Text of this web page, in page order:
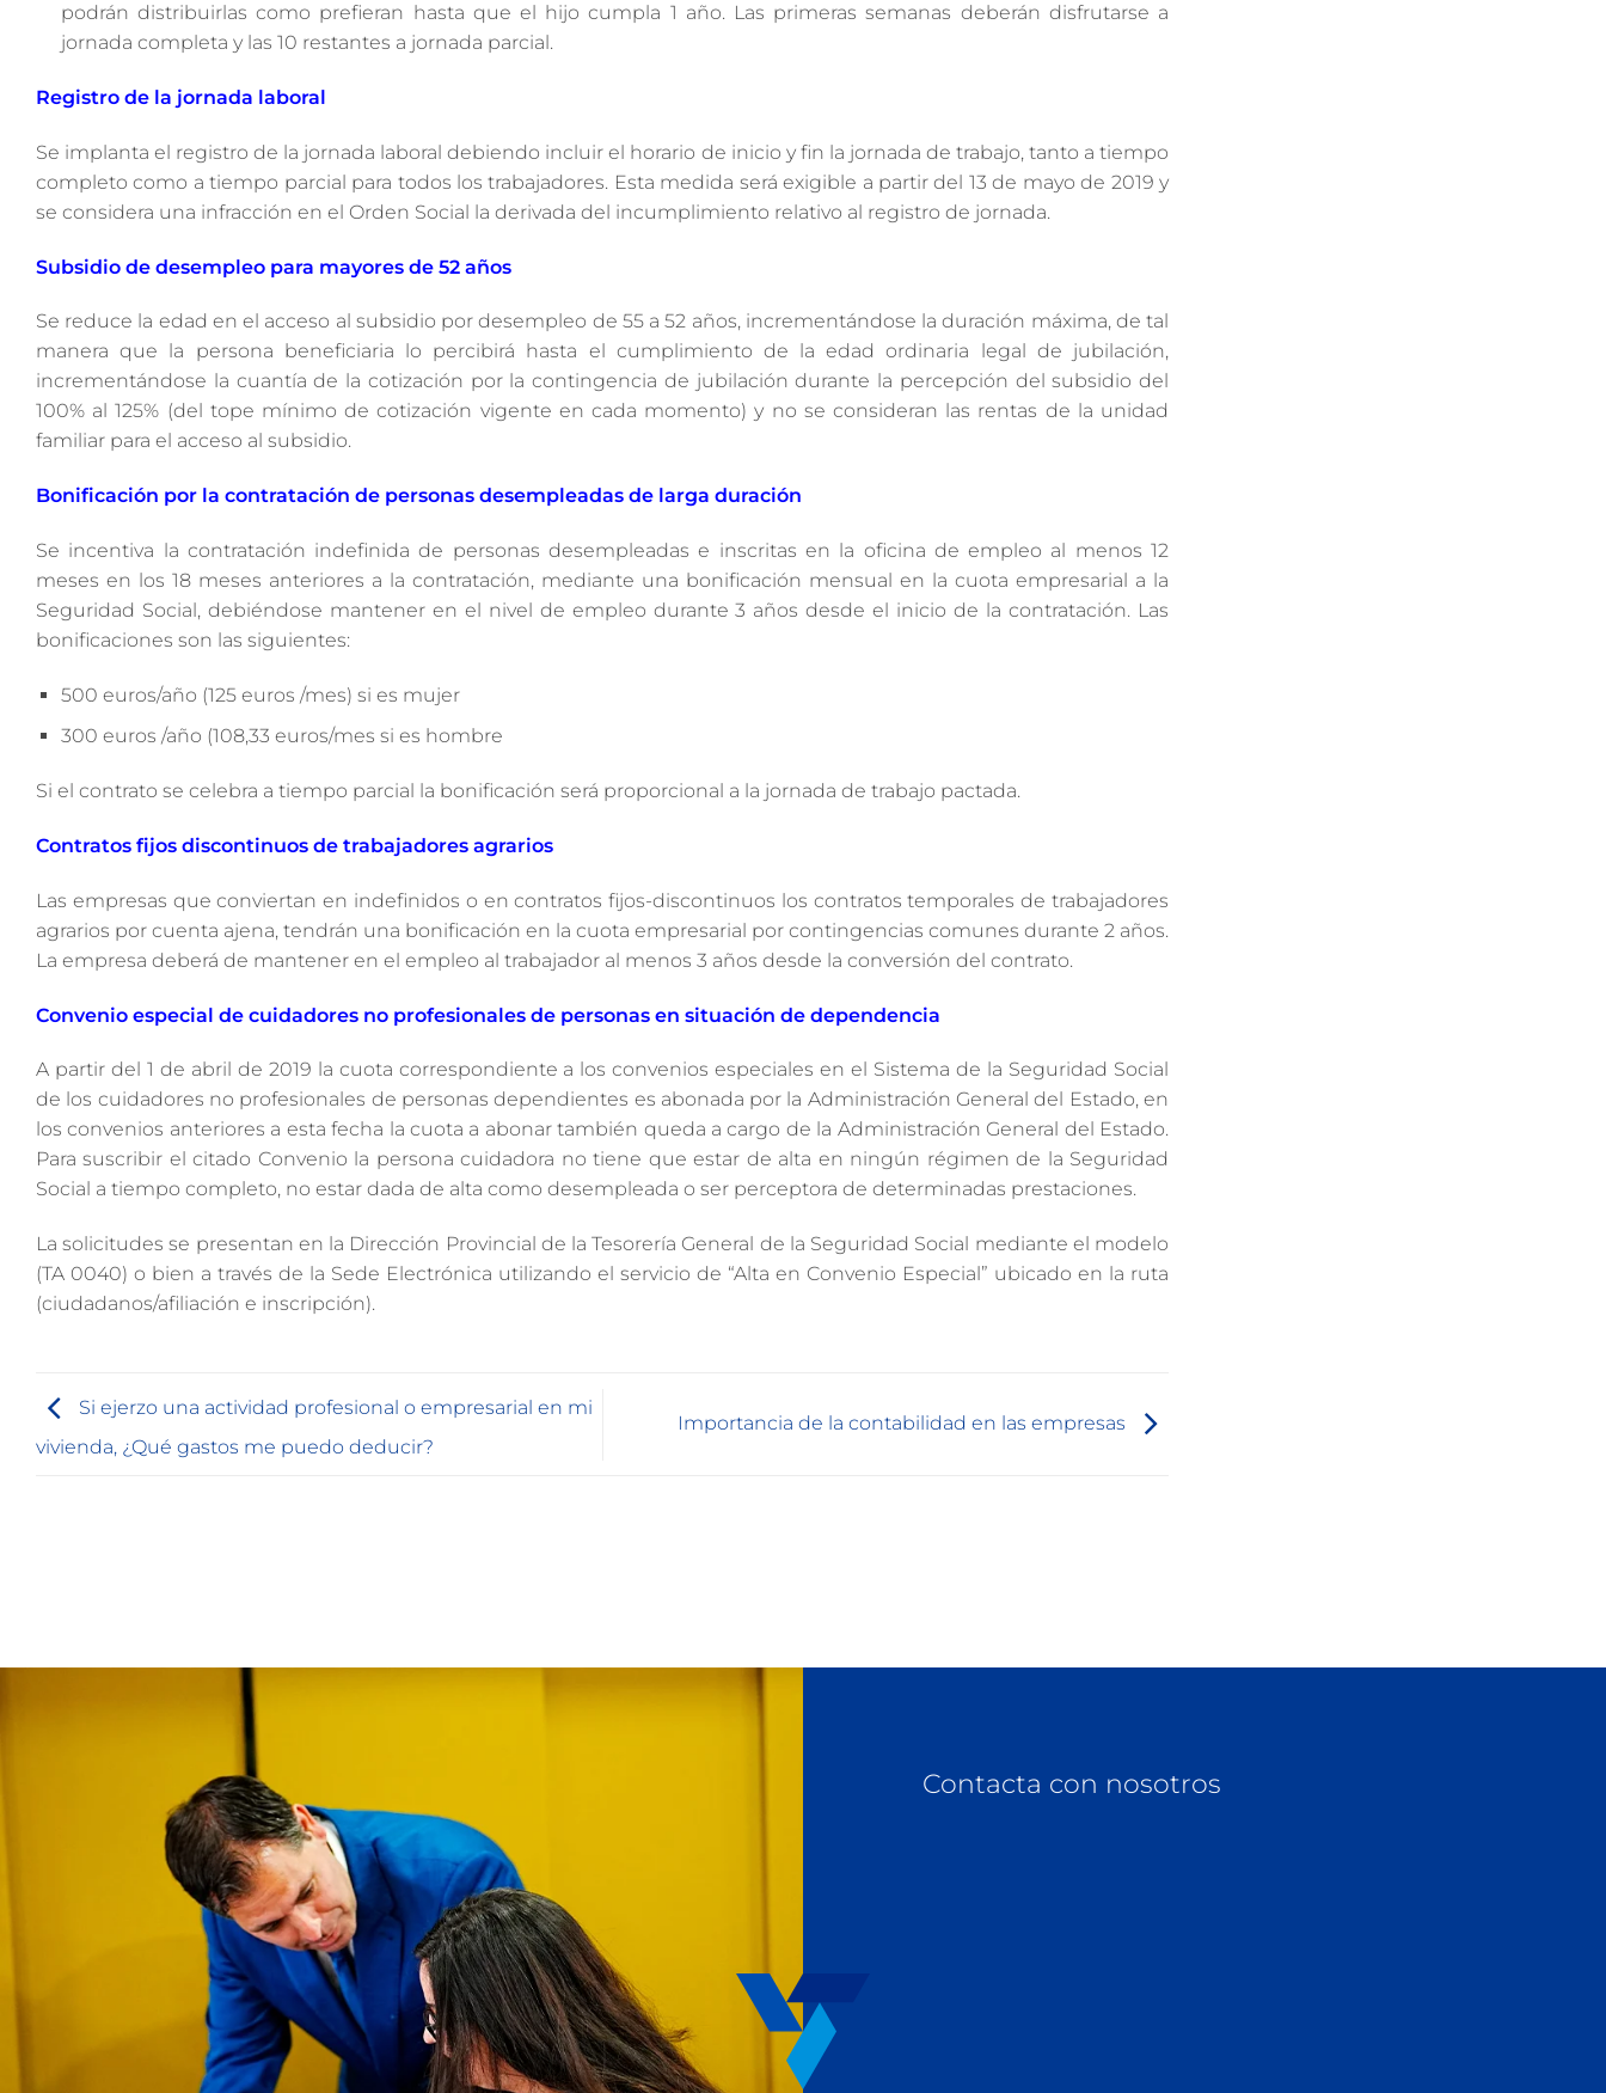
podrán distribuirlas como prefieran hasta que el hijo cumpla 1 año. Las primeras semanas deberán disfrutarse a
jornada completa y las 10 restantes a jornada parcial.
Registro de la jornada laboral
Se implanta el registro de la jornada laboral debiendo incluir el horario de inicio y fin la jornada de trabajo, tanto a tiempo
completo como a tiempo parcial para todos los trabajadores. Esta medida será exigible a partir del 13 de mayo de 2019 y
se considera una infracción en el Orden Social la derivada del incumplimiento relativo al registro de jornada.
Subsidio de desempleo para mayores de 52 años
Se reduce la edad en el acceso al subsidio por desempleo de 55 a 52 años, incrementándose la duración máxima, de tal
manera que la persona beneficiaria lo percibirá hasta el cumplimiento de la edad ordinaria legal de jubilación,
incrementándose la cuantía de la cotización por la contingencia de jubilación durante la percepción del subsidio del
100% al 125% (del tope mínimo de cotización vigente en cada momento) y no se consideran las rentas de la unidad
familiar para el acceso al subsidio.
Bonificación por la contratación de personas desempleadas de larga duración
Se incentiva la contratación indefinida de personas desempleadas e inscritas en la oficina de empleo al menos 12
meses en los 18 meses anteriores a la contratación, mediante una bonificación mensual en la cuota empresarial a la
Seguridad Social, debiéndose mantener en el nivel de empleo durante 3 años desde el inicio de la contratación. Las
bonificaciones son las siguientes:
500 euros/año (125 euros /mes) si es mujer
300 euros /año (108,33 euros/mes si es hombre
Si el contrato se celebra a tiempo parcial la bonificación será proporcional a la jornada de trabajo pactada.
Contratos fijos discontinuos de trabajadores agrarios
Las empresas que conviertan en indefinidos o en contratos fijos-discontinuos los contratos temporales de trabajadores
agrarios por cuenta ajena, tendrán una bonificación en la cuota empresarial por contingencias comunes durante 2 años.
La empresa deberá de mantener en el empleo al trabajador al menos 3 años desde la conversión del contrato.
Convenio especial de cuidadores no profesionales de personas en situación de dependencia
A partir del 1 de abril de 2019 la cuota correspondiente a los convenios especiales en el Sistema de la Seguridad Social
de los cuidadores no profesionales de personas dependientes es abonada por la Administración General del Estado, en
los convenios anteriores a esta fecha la cuota a abonar también queda a cargo de la Administración General del Estado.
Para suscribir el citado Convenio la persona cuidadora no tiene que estar de alta en ningún régimen de la Seguridad
Social a tiempo completo, no estar dada de alta como desempleada o ser perceptora de determinadas prestaciones.
La solicitudes se presentan en la Dirección Provincial de la Tesorería General de la Seguridad Social mediante el modelo
(TA 0040) o bien a través de la Sede Electrónica utilizando el servicio de “Alta en Convenio Especial” ubicado en la ruta
(ciudadanos/afiliación e inscripción).
Si ejerzo una actividad profesional o empresarial en mi
vivienda, ¿Qué gastos me puedo deducir?
Importancia de la contabilidad en las empresas
Contacta con nosotros